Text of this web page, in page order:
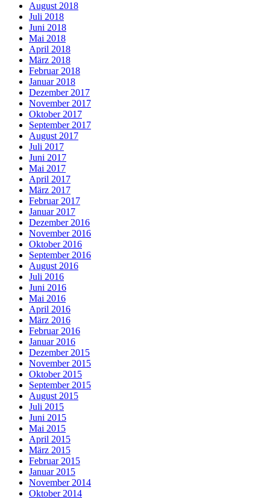
August 2018
Juli 2018
Juni 2018
Mai 2018
April 2018
März 2018
Februar 2018
Januar 2018
Dezember 2017
November 2017
Oktober 2017
September 2017
August 2017
Juli 2017
Juni 2017
Mai 2017
April 2017
März 2017
Februar 2017
Januar 2017
Dezember 2016
November 2016
Oktober 2016
September 2016
August 2016
Juli 2016
Juni 2016
Mai 2016
April 2016
März 2016
Februar 2016
Januar 2016
Dezember 2015
November 2015
Oktober 2015
September 2015
August 2015
Juli 2015
Juni 2015
Mai 2015
April 2015
März 2015
Februar 2015
Januar 2015
November 2014
Oktober 2014